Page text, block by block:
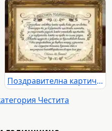
Поздравителна картичка за годишнина със сърдечно послание в златна рамка.
Честита